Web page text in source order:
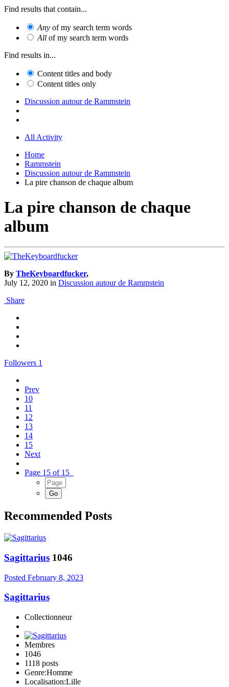
Find results that contain...
Any of my search term words
All of my search term words
Find results in...
Content titles and body
Content titles only
Discussion autour de Rammstein
All Activity
Home
Rammstein
Discussion autour de Rammstein
La pire chanson de chaque album
La pire chanson de chaque
album
By TheKeyboardfucker,
July 12, 2020 in Discussion autour de Rammstein
Share
Followers 1
Prev
10
11
12
13
14
15
Next
Page 15 of 15
Recommended Posts
Sagittarius 1046
Posted February 8, 2023
Sagittarius
Collectionneur
Membres
1046
1118 posts
Genre:Homme
Localisation:Lille